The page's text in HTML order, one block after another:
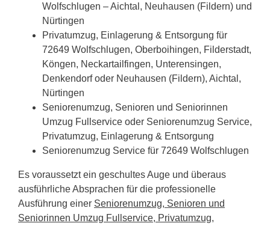
Wolfschlugen – Aichtal, Neuhausen (Fildern) und
Nürtingen
Privatumzug, Einlagerung & Entsorgung für
72649 Wolfschlugen, Oberboihingen, Filderstadt,
Köngen, Neckartailfingen, Unterensingen,
Denkendorf oder Neuhausen (Fildern), Aichtal,
Nürtingen
Seniorenumzug, Senioren und Seniorinnen
Umzug Fullservice oder Seniorenumzug Service,
Privatumzug, Einlagerung & Entsorgung
Seniorenumzug Service für 72649 Wolfschlugen
Es voraussetzt ein geschultes Auge und überaus
ausführliche Absprachen für die professionelle
Ausführung einer Seniorenumzug, Senioren und
Seniorinnen Umzug Fullservice, Privatumzug,